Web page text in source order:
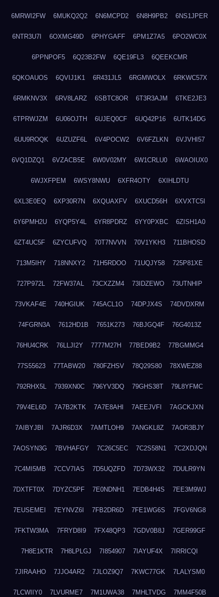
6MRWI2FW 6MUKQ2Q2 6N6MCPD2 6N8H9PB2 6NS1JPER
6NTR3U7I 6OXMG49D 6PHYGAFF 6PM1Z7A5 6PO2WC0X
6PPNPOF5 6Q23B2FW 6QE19FL3 6QEEKCMR
6QKOAUOS 6QVIJ1K1 6R431JL5 6RGMWOLX 6RKWC57X
6RMKNV3X 6RV8LARZ 6SBTC8OR 6T3R3AJM 6TKE2JE3
6TPRWJZM 6U06OJTH 6UJEQ0CF 6UQ42P16 6UTK14DG
6UU9ROQK 6UZUZF6L 6V4POCW2 6V6FZLKN 6VJVHI57
6VQ1DZQ1 6VZACB5E 6W0V02MY 6W1CRLU0 6WAOIUX0
6WJXFPEM 6WSY8NWU 6XFR4OTY 6XIHLDTU
6XL3E0EQ 6XP30R7N 6XQUAXFV 6XUCD56H 6XVXTC5I
6Y6PMH2U 6YQP5Y4L 6YR8PDRZ 6YY0PXBC 6ZISH1A0
6ZT4UC5F 6ZYCUFVQ 70T7NVVN 70V1YKH3 711BHOSD
713M5IHY 718NNXY2 71H5RDOO 71UQJY58 725P81XE
727P972L 72FW37AL 73CXZZM4 73IDZEWO 73UTNHIP
73VKAF4E 740HGIUK 745ACL1O 74DPJX4S 74DVDXRM
74FGRN3A 7612HD1B 7651K273 76BJGQ4F 76G4013Z
76HU4CRK 76LLJI2Y 7777M27H 77BED9B2 77BGMMG4
77S55623 77TABW20 780FZHSV 78Q29S80 78XWEZ88
792RHX5L 7939XN0C 796YV3DQ 79GHS38T 79L8YFMC
79V4EL6D 7A7B2KTK 7A7E8AHI 7AEEJVFI 7AGCKJXN
7AIBYJBI 7AJR6D3X 7AMTLOH9 7ANGKL8Z 7AOR3BJY
7AOSYN3G 7BVHAFGY 7C26C5EC 7C2S58N1 7C2XDJQN
7C4MI5MB 7CCV7IAS 7D5UQZFD 7D73WX32 7DULR9YN
7DXTFT0X 7DYZC5PF 7E0NDNH1 7EDB4H4S 7EE3M9WJ
7EUSEMEI 7EYNVZ6I 7FB2DR6D 7FE1WG6S 7FGV6NG8
7FKTW3MA 7FRYD8I9 7FX48QP3 7GDV0B8J 7GER99GF
7H8E1KTR 7H8LPLGJ 7I854907 7IAYUF4X 7IRRICQI
7JIRAAHO 7JJO4AR2 7JLOZ9Q7 7KWC77GK 7LALYSM0
7LCWIIY0 7LVURME7 7M1UWA38 7MHLTVDG 7MM4F50B